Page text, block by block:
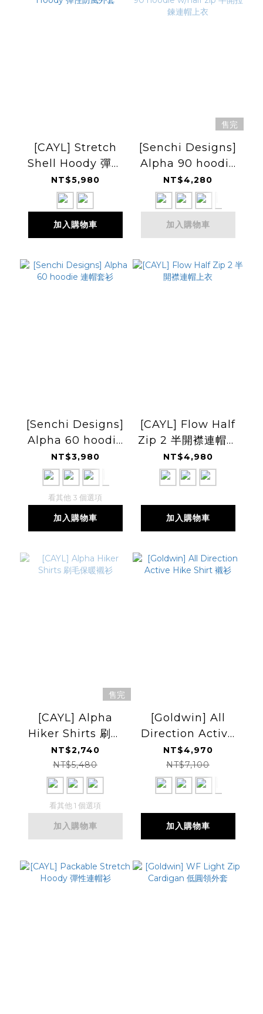
[CAYL] Stretch
Shell Hoody 彈性
防風外套
NT$5,980
加入購物車
售完
[Senchi Designs]
Alpha 90 hoodie
w/half zip 半開拉
鍊連帽上衣
NT$4,280
加入購物車
[Senchi Designs]
Alpha 60 hoodie
連帽套衫
NT$3,980
看其他 3 個選項
加入購物車
[CAYL] Flow Half
Zip 2 半開襟連帽上
衣
NT$4,980
加入購物車
售完
[CAYL] Alpha
Hiker Shirts 刷毛
保暖襯衫
NT$2,740
NT$5,480
看其他 1 個選項
加入購物車
[Goldwin] All
Direction Active
Hike Shirt 襯衫
NT$4,970
NT$7,100
加入購物車